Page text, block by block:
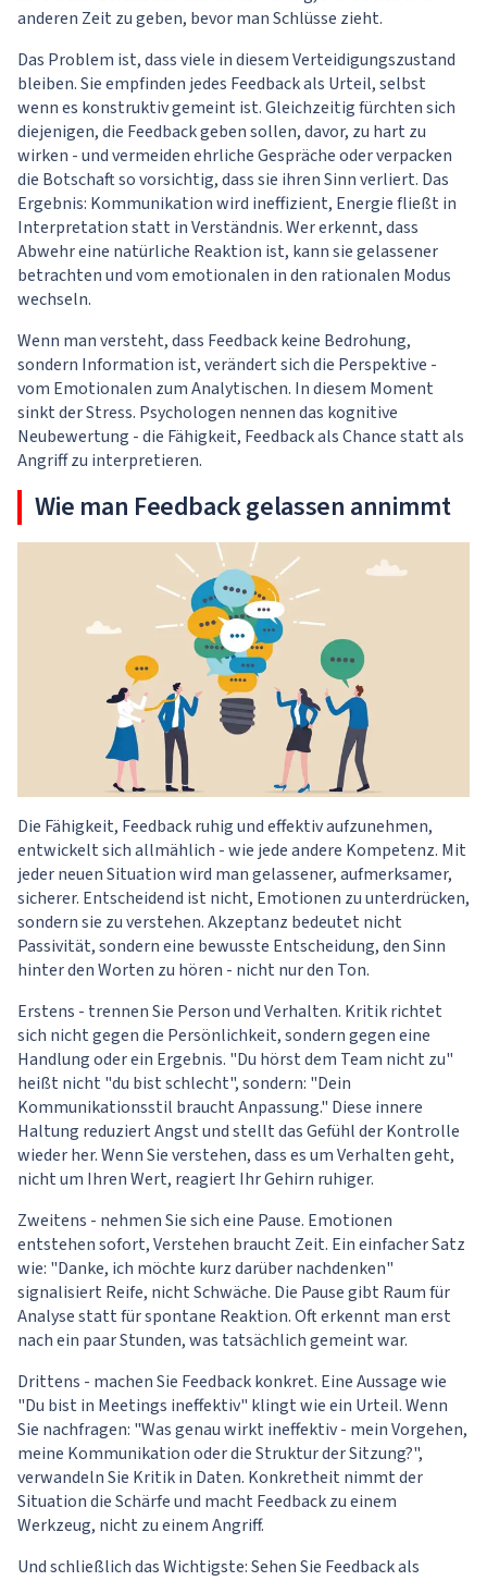
anderen Zeit zu geben, bevor man Schlüsse zieht.
Das Problem ist, dass viele in diesem Verteidigungszustand
bleiben. Sie empfinden jedes Feedback als Urteil, selbst
wenn es konstruktiv gemeint ist. Gleichzeitig fürchten sich
diejenigen, die Feedback geben sollen, davor, zu hart zu
wirken - und vermeiden ehrliche Gespräche oder verpacken
die Botschaft so vorsichtig, dass sie ihren Sinn verliert. Das
Ergebnis: Kommunikation wird ineffizient, Energie fließt in
Interpretation statt in Verständnis. Wer erkennt, dass
Abwehr eine natürliche Reaktion ist, kann sie gelassener
betrachten und vom emotionalen in den rationalen Modus
wechseln.
Wenn man versteht, dass Feedback keine Bedrohung,
sondern Information ist, verändert sich die Perspektive -
vom Emotionalen zum Analytischen. In diesem Moment
sinkt der Stress. Psychologen nennen das kognitive
Neubewertung - die Fähigkeit, Feedback als Chance statt als
Angriff zu interpretieren.
Wie man Feedback gelassen annimmt
Die Fähigkeit, Feedback ruhig und effektiv aufzunehmen,
entwickelt sich allmählich - wie jede andere Kompetenz. Mit
jeder neuen Situation wird man gelassener, aufmerksamer,
sicherer. Entscheidend ist nicht, Emotionen zu unterdrücken,
sondern sie zu verstehen. Akzeptanz bedeutet nicht
Passivität, sondern eine bewusste Entscheidung, den Sinn
hinter den Worten zu hören - nicht nur den Ton.
Erstens - trennen Sie Person und Verhalten. Kritik richtet
sich nicht gegen die Persönlichkeit, sondern gegen eine
Handlung oder ein Ergebnis. "Du hörst dem Team nicht zu"
heißt nicht "du bist schlecht", sondern: "Dein
Kommunikationsstil braucht Anpassung." Diese innere
Haltung reduziert Angst und stellt das Gefühl der Kontrolle
wieder her. Wenn Sie verstehen, dass es um Verhalten geht,
nicht um Ihren Wert, reagiert Ihr Gehirn ruhiger.
Zweitens - nehmen Sie sich eine Pause. Emotionen
entstehen sofort, Verstehen braucht Zeit. Ein einfacher Satz
wie: "Danke, ich möchte kurz darüber nachdenken"
signalisiert Reife, nicht Schwäche. Die Pause gibt Raum für
Analyse statt für spontane Reaktion. Oft erkennt man erst
nach ein paar Stunden, was tatsächlich gemeint war.
Drittens - machen Sie Feedback konkret. Eine Aussage wie
"Du bist in Meetings ineffektiv" klingt wie ein Urteil. Wenn
Sie nachfragen: "Was genau wirkt ineffektiv - mein Vorgehen,
meine Kommunikation oder die Struktur der Sitzung?",
verwandeln Sie Kritik in Daten. Konkretheit nimmt der
Situation die Schärfe und macht Feedback zu einem
Werkzeug, nicht zu einem Angriff.
Und schließlich das Wichtigste: Sehen Sie Feedback als